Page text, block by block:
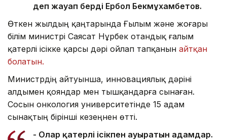
деп жауап берді Ербол Бекмұхамбетов.
Өткен жылдың қаңтарында Ғылым және жоғары
білім министрі Саясат Нұрбек отандық ғалым
қатерлі ісікке қарсы дәрі ойлап тапқанын айтқан
болатын.
Министрдің айтуынша, инновациялық дәріні
алдымен қояндар мен тышқандарға сынаған.
Сосын онкология университетінде 15 адам
сынақтың бірінші кезеңнен өтті.
- Олар қатерлі ісікпен ауыратын адамдар.